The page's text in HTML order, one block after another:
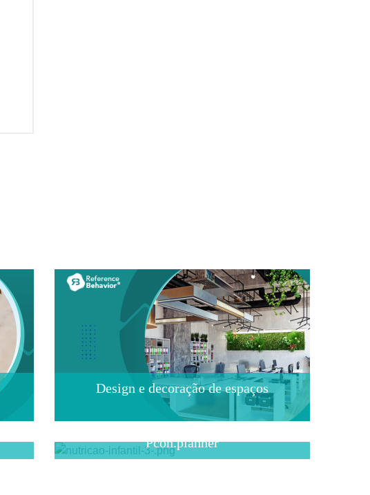
Design e decoração de espaços
Software para arquitetura -
Pcon.planner